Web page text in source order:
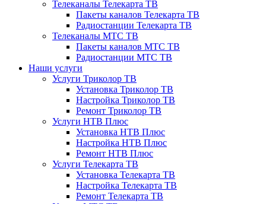
Телеканалы Телекарта ТВ
Пакеты каналов Телекарта ТВ
Радиостанции Телекарта ТВ
Телеканалы МТС ТВ
Пакеты каналов МТС ТВ
Радиостанции МТС ТВ
Наши услуги
Услуги Триколор ТВ
Установка Триколор ТВ
Настройка Триколор ТВ
Ремонт Триколор ТВ
Услуги НТВ Плюс
Установка НТВ Плюс
Настройка НТВ Плюс
Ремонт НТВ Плюс
Услуги Телекарта ТВ
Установка Телекарта ТВ
Настройка Телекарта ТВ
Ремонт Телекарта ТВ